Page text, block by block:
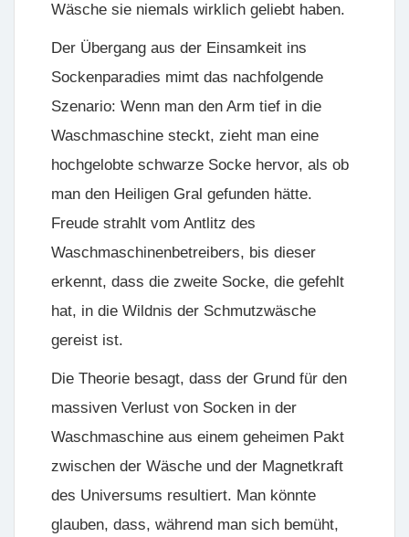
Wäsche sie niemals wirklich geliebt haben.
Der Übergang aus der Einsamkeit ins
Sockenparadies mimt das nachfolgende
Szenario: Wenn man den Arm tief in die
Waschmaschine steckt, zieht man eine
hochgelobte schwarze Socke hervor, als ob
man den Heiligen Gral gefunden hätte.
Freude strahlt vom Antlitz des
Waschmaschinenbetreibers, bis dieser
erkennt, dass die zweite Socke, die gefehlt
hat, in die Wildnis der Schmutzwäsche
gereist ist.
Die Theorie besagt, dass der Grund für den
massiven Verlust von Socken in der
Waschmaschine aus einem geheimen Pakt
zwischen der Wäsche und der Magnetkraft
des Universums resultiert. Man könnte
glauben, dass, während man sich bemüht,